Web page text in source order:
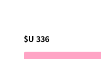
$U 336